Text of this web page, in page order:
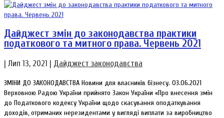
Дайджест змін до законодавства практики
податкового та митного права. Червень 2021
Лип 13, 2021 Дайджест законодавства
ЗМІНИ ДО ЗАКОНОДАВСТВА Новини для власників бізнесу. 03.06.2021
Верховною Радою України прийнято Закон України «Про внесення змін
до Податкового кодексу України щодо скасування оподаткування
доходів, отриманих нерезидентами у вигляді виплати за виробництво